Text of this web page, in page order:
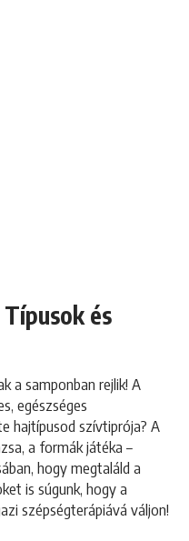
és
a samponban rejlik! A
egészséges
hajtípusod szívtiprója? A
a formák játéka –
hogy megtaláld a
is súgunk, hogy a
szépségterápiává váljon!